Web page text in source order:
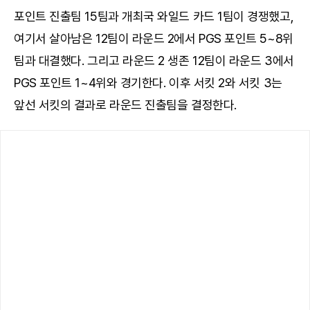
포인트 진출팀 15팀과 개최국 와일드 카드 1팀이 경쟁했고,
여기서 살아남은 12팀이 라운드 2에서 PGS 포인트 5~8위
팀과 대결했다. 그리고 라운드 2 생존 12팀이 라운드 3에서
PGS 포인트 1~4위와 경기한다. 이후 서킷 2와 서킷 3는
앞선 서킷의 결과로 라운드 진출팀을 결정한다.